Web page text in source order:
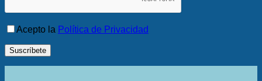
Acepto la Política de Privacidad